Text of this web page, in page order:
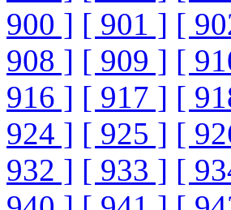
900 ] [ 901 ] [
908 ] [ 909 ] [
916 ] [ 917 ] [
924 ] [ 925 ] [
932 ] [ 933 ] [